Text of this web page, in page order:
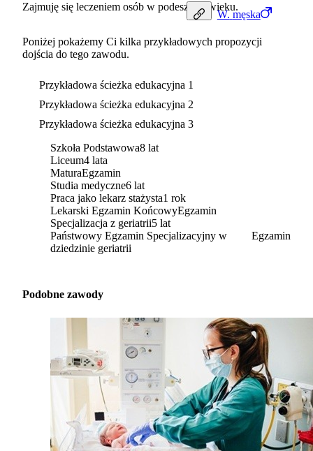
W. męska
Zajmuję się leczeniem osób w podeszłym wieku.
Poniżej pokażemy Ci kilka przykładowych propozycji
dojścia do tego zawodu.
Przykładowa ścieżka edukacyjna 1
Przykładowa ścieżka edukacyjna 2
Przykładowa ścieżka edukacyjna 3
Szkoła Podstawowa8 lat
Liceum4 lata
MaturaEgzamin
Studia medyczne6 lat
Praca jako lekarz stażysta1 rok
Lekarski Egzamin KońcowyEgzamin
Specjalizacja z geriatrii5 lat
Państwowy Egzamin Specjalizacyjny w
dziedzinie geriatrii
Egzamin
Podobne zawody